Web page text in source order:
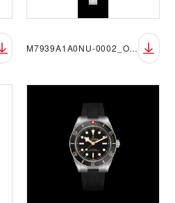
M7939A1A0NU-0002_OF_sRGB_BGB